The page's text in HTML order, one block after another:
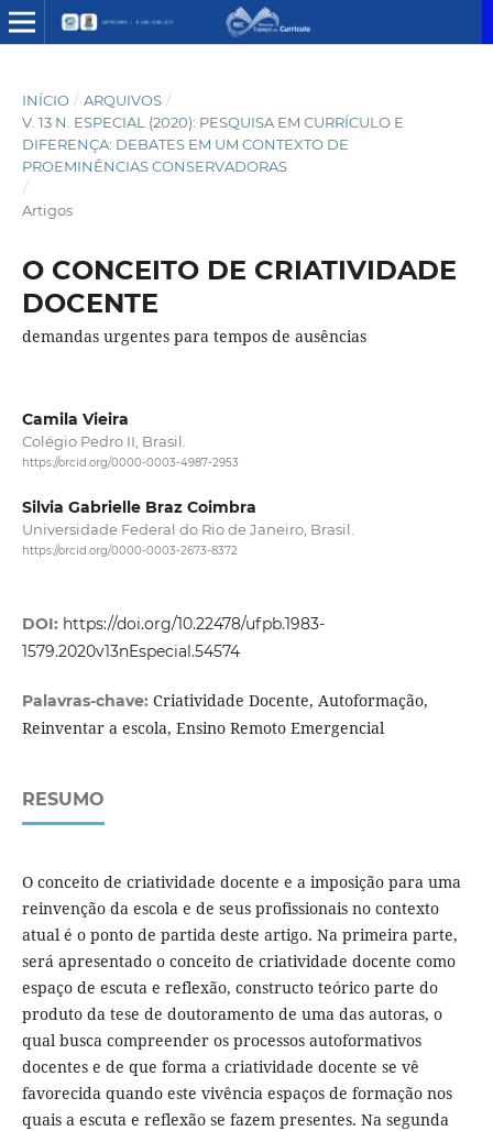
INÍCIO / ARQUIVOS /
V. 13 N. ESPECIAL (2020): PESQUISA EM CURRÍCULO E
DIFERENÇA: DEBATES EM UM CONTEXTO DE
PROEMINÊNCIAS CONSERVADORAS
/
Artigos
O CONCEITO DE CRIATIVIDADE
DOCENTE
demandas urgentes para tempos de ausências
Camila Vieira
Colégio Pedro II, Brasil.
https://orcid.org/0000-0003-4987-2953
Silvia Gabrielle Braz Coimbra
Universidade Federal do Rio de Janeiro, Brasil.
https://orcid.org/0000-0003-2673-8372
DOI: https://doi.org/10.22478/ufpb.1983-
1579.2020v13nEspecial.54574
Palavras-chave: Criatividade Docente, Autoformação,
Reinventar a escola, Ensino Remoto Emergencial
RESUMO
O conceito de criatividade docente e a imposição para uma
reinvenção da escola e de seus profissionais no contexto
atual é o ponto de partida deste artigo. Na primeira parte,
será apresentado o conceito de criatividade docente como
espaço de escuta e reflexão, constructo teórico parte do
produto da tese de doutoramento de uma das autoras, o
qual busca compreender os processos autoformativos
docentes e de que forma a criatividade docente se vê
favorecida quando este vivência espaços de formação nos
quais a escuta e reflexão se fazem presentes. Na segunda